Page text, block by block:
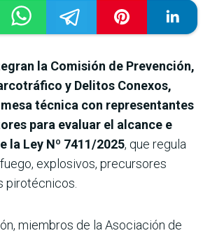
la Comisión de Prevención,
y Delitos Conexos,
técnica con representantes
para evaluar el alcance e
la Ley Nº 7411/2025, que regula
explosivos, precursores
pirotécnicos.
miembros de la Asociación de